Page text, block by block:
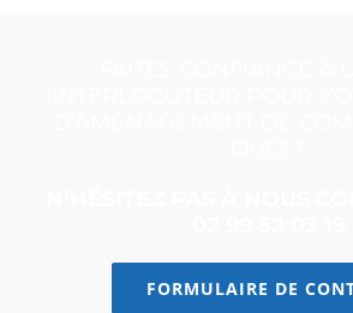
FORMULAIRE DE